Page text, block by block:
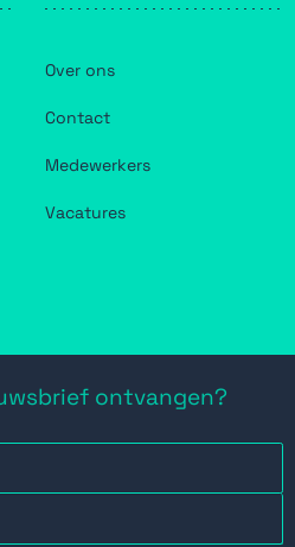
Over ons
Contact
Medewerkers
Vacatures
ontvangen?